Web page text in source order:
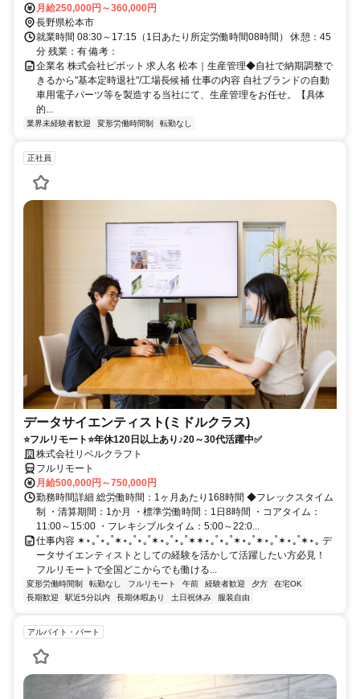
★5年後を目途に現工場長の後任（工場長）となっていただく採用で
す。
月給250,000円～360,000円
長野県松本市
就業時間 08:30～17:15（1日あたり所定労働時間08時間） 休憩：45
分 残業：有 備考：
企業名 株式会社ピボット 求人名 松本｜生産管理◆自社で納期調整で
きるから"基本定時退社"/工場長候補 仕事の内容 自社ブランドの自動
車用電子パーツ等を製造する当社にて、生産管理をお任せ。【具体
的...
業界未経験者歓迎 変形労働時間制 転勤なし
正社員
データサイエンティスト(ミドルクラス)
⭐フルリモート⭐年休120日以上あり♪20～30代活躍中✅
株式会社リベルクラフト
フルリモート
月給500,000円～750,000円
勤務時間詳細 総労働時間：1ヶ月あたり168時間 ◆フレックスタイム
制 ・清算期間：1か月 ・標準労働時間：1日8時間 ・コアタイム：
11:00～15:00 ・フレキシブルタイム：5:00～22:0...
仕事内容 ✶⋆｡˚⋆｡˚✶⋆｡˚⋆｡˚✶⋆｡˚⋆｡˚✶✶⋆｡˚⋆｡˚✶⋆｡˚✶⋆｡˚✶⋆｡˚✶⋆｡ デ
ータサイエンティストとしての経験を活かして活躍したい方必見！
フルリモートで全国どこからでも働ける...
変形労働時間制 転勤なし フルリモート 午前 経験者歓迎 夕方
在宅OK
長期歓迎
駅近5分以内 長期休暇あり 土日祝休み 服装自由
アルバイト・パート